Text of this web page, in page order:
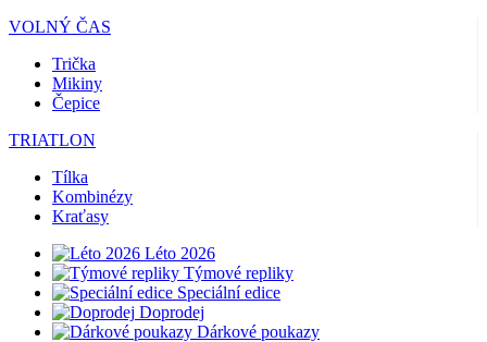
VOLNÝ ČAS
Trička
Mikiny
Čepice
TRIATLON
Tílka
Kombinézy
Kraťasy
Léto 2026
Týmové repliky
Speciální edice
Doprodej
Dárkové poukazy